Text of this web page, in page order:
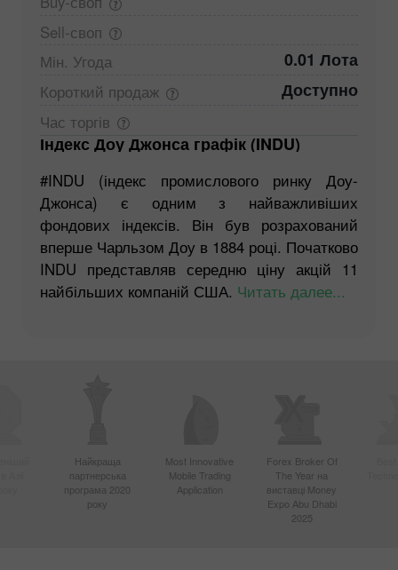
Sell-своп
Мін. Угода 0.01 Лота
Короткий продаж Доступно
Час торгів
Індекс Доу Джонса графік (INDU)
#INDU (індекс промислового ринку Доу-
Джонса) є одним з найважливіших
фондових індексів. Він був розрахований
вперше Чарльзом Доу в 1884 році. Початково
INDU представляв середню ціну акцій 11
найбільших компаній США. Читать далее...
Найкраща
партнерська
програма 2020
року
Most Innovative
Mobile Trading
Application
Forex Broker Of
The Year на
виставці Money
Expo Abu Dhabi
2025